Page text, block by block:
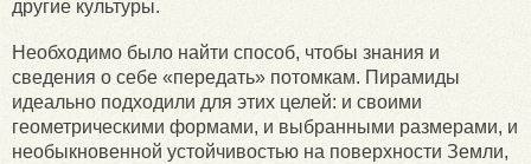
другие культуры.
Необходимо было найти способ, чтобы знания и
сведения о себе «передать» потомкам. Пирамиды
идеально подходили для этих целей: и своими
геометрическими формами, и выбранными размерами, и
необыкновенной устойчивостью на поверхности Земли,